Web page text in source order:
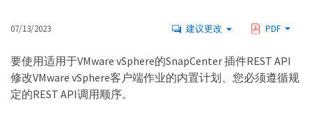
07/13/2023 建议更改 PDF
要使用适用于VMware vSphere的SnapCenter 插件REST API
修改VMware vSphere客户端作业的内置计划、您必须遵循规
定的REST API调用顺序。